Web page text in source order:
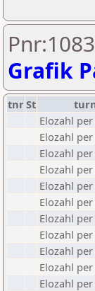
Grafik
tnrSt
Elozahl
Elozahl
Elozahl
Elozahl
Elozahl
Elozahl
Elozahl
Elozahl
Elozahl
Elozahl
Elozahl per